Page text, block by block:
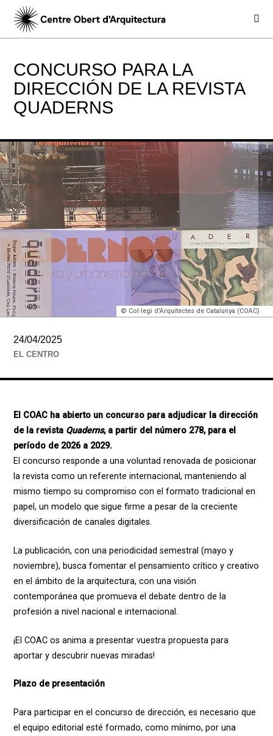
CONCURSO PARA LA
DIRECCIÓN DE LA REVISTA
QUADERNS
© Col·legi d'Arquitectes de Catalunya (COAC)
24/04/2025
EL CENTRO
El COAC ha abierto un concurso para adjudicar la dirección
de la revista Quaderns, a partir del número 278, para el
período de 2026 a 2029.
El concurso responde a una voluntad renovada de posicionar
la revista como un referente internacional, manteniendo al
mismo tiempo su compromiso con el formato tradicional en
papel, un modelo que sigue firme a pesar de la creciente
diversificación de canales digitales.
La publicación, con una periodicidad semestral (mayo y
noviembre), busca fomentar el pensamiento crítico y creativo
en el ámbito de la arquitectura, con una visión
contemporánea que promueva el debate dentro de la
profesión a nivel nacional e internacional.
¡El COAC os anima a presentar vuestra propuesta para
aportar y descubrir nuevas miradas!
Plazo de presentación
Para participar en el concurso de dirección, es necesario que
el equipo editorial esté formado, como mínimo, por una